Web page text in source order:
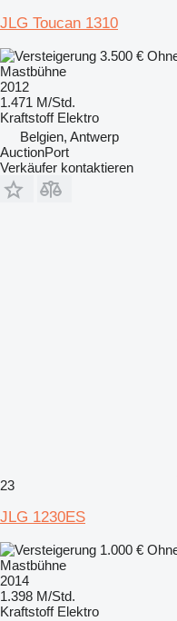
JLG Toucan 1310
3.500 €
Mastbühne
2012
1.471 M/Std.
Kraftstoff Elektro
Belgien, Antwerp
AuctionPort
Verkäufer kontaktieren
23
JLG 1230ES
1.000 €
Mastbühne
2014
1.398 M/Std.
Kraftstoff Elektro